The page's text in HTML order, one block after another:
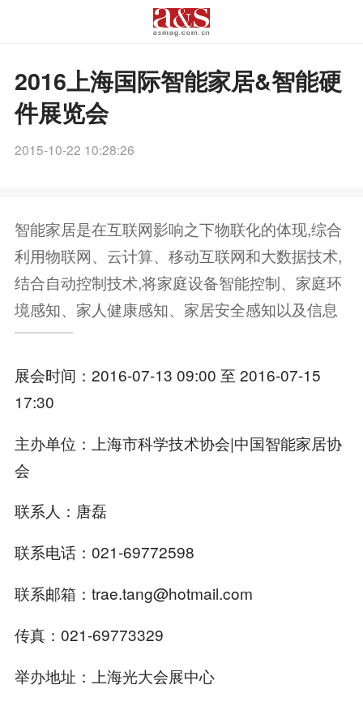
2016上海国际智能家居&智能硬
件展览会
2015-10-22 10:28:26
智能家居是在互联网影响之下物联化的体现,综合
利用物联网、云计算、移动互联网和大数据技术,
结合自动控制技术,将家庭设备智能控制、家庭环
境感知、家人健康感知、家居安全感知以及信息
展会时间：2016-07-13 09:00 至 2016-07-15
17:30
主办单位：上海市科学技术协会|中国智能家居协
会
联系人：唐磊
联系电话：021-69772598
联系邮箱：trae.tang@hotmail.com
传真：021-69773329
举办地址：上海光大会展中心